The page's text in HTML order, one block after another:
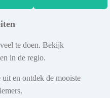
te doen. Bekijk
in de regio.
en ontdek de mooiste